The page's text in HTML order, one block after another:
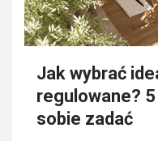
Jak wybrać
regulowane?
sobie zadać